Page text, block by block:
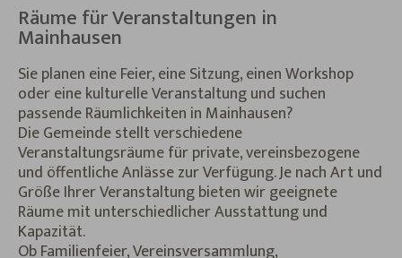
Räume für Veranstaltungen in
Mainhausen
Sie planen eine Feier, eine Sitzung, einen Workshop
oder eine kulturelle Veranstaltung und suchen
passende Räumlichkeiten in Mainhausen?
Die Gemeinde stellt verschiedene
Veranstaltungsräume für private, vereinsbezogene
und öffentliche Anlässe zur Verfügung. Je nach Art und
Größe Ihrer Veranstaltung bieten wir geeignete
Räume mit unterschiedlicher Ausstattung und
Kapazität.
Ob Familienfeier, Vereinsversammlung,